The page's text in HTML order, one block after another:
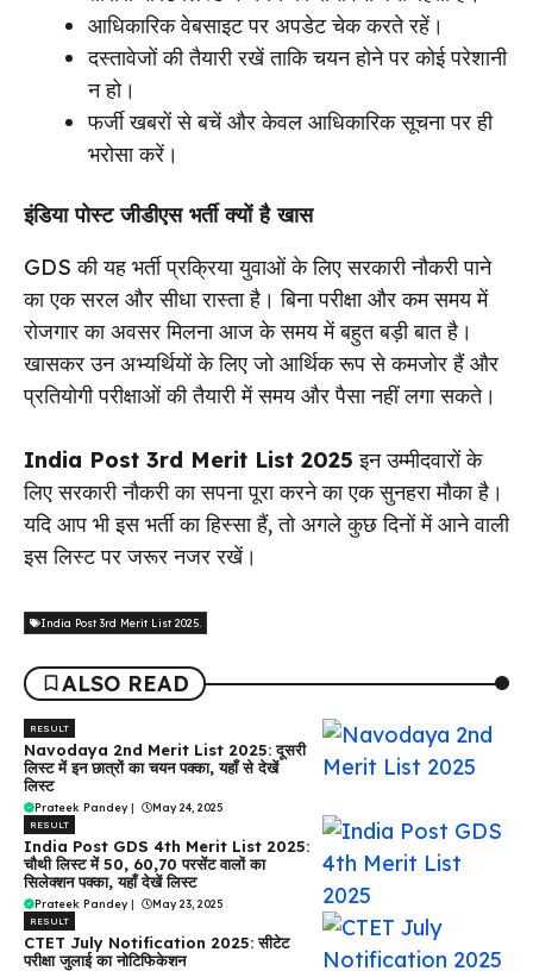
आधिकारिक वेबसाइट पर अपडेट चेक करते रहें।
दस्तावेजों की तैयारी रखें ताकि चयन होने पर कोई परेशानी
न हो।
फर्जी खबरों से बचें और केवल आधिकारिक सूचना पर ही
भरोसा करें।
इंडिया पोस्ट जीडीएस भर्ती क्यों है खास
GDS की यह भर्ती प्रक्रिया युवाओं के लिए सरकारी नौकरी पाने
का एक सरल और सीधा रास्ता है। बिना परीक्षा और कम समय में
रोजगार का अवसर मिलना आज के समय में बहुत बड़ी बात है।
खासकर उन अभ्यर्थियों के लिए जो आर्थिक रूप से कमजोर हैं और
प्रतियोगी परीक्षाओं की तैयारी में समय और पैसा नहीं लगा सकते।
India Post 3rd Merit List 2025 इन उम्मीदवारों के
लिए सरकारी नौकरी का सपना पूरा करने का एक सुनहरा मौका है।
यदि आप भी इस भर्ती का हिस्सा हैं, तो अगले कुछ दिनों में आने वाली
इस लिस्ट पर जरूर नजर रखें।
India Post 3rd Merit List 2025.
ALSO READ
RESULT
Navodaya 2nd Merit List 2025: दूसरी
लिस्ट में इन छात्रों का चयन पक्का, यहाँ से देखें
लिस्ट
Prateek Pandey | May 24, 2025
RESULT
India Post GDS 4th Merit List 2025:
चौथी लिस्ट में 50, 60,70 परसेंट वालों का
सिलेक्शन पक्का, यहाँ देखें लिस्ट
Prateek Pandey | May 23, 2025
RESULT
CTET July Notification 2025: सीटेट
परीक्षा जुलाई का नोटिफिकेशन